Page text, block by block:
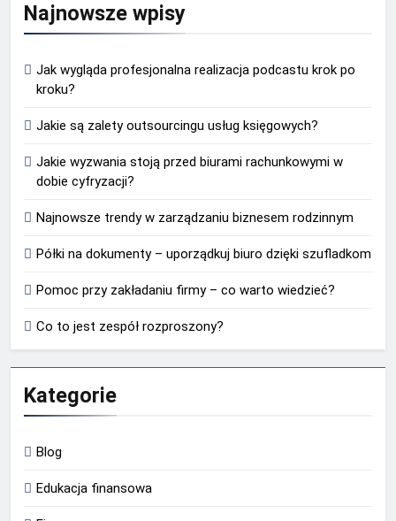
Najnowsze wpisy
Jak wygląda profesjonalna realizacja podcastu krok po
kroku?
Jakie są zalety outsourcingu usług księgowych?
Jakie wyzwania stoją przed biurami rachunkowymi w
dobie cyfryzacji?
Najnowsze trendy w zarządzaniu biznesem rodzinnym
Półki na dokumenty – uporządkuj biuro dzięki szufladkom
Pomoc przy zakładaniu firmy – co warto wiedzieć?
Co to jest zespół rozproszony?
Kategorie
Blog
Edukacja finansowa